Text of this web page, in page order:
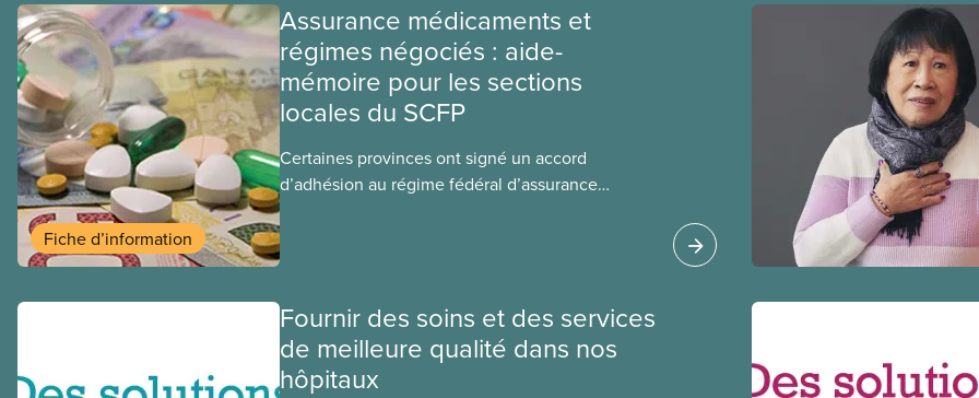
Fiche d’information
Assurance médicaments et
régimes négociés : aide-
mémoire pour les sections
locales du SCFP
Certaines provinces ont signé un accord
d’adhésion au régime fédéral d’assurance
Fournir des soins et des services
de meilleure qualité dans nos
hôpitaux